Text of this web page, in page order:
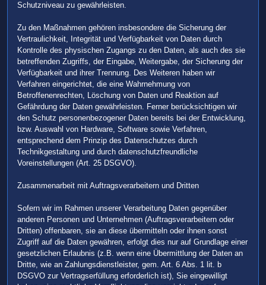
Schutzniveau zu gewährleisten.
Zu den Maßnahmen gehören insbesondere die Sicherung der
Vertraulichkeit, Integrität und Verfügbarkeit von Daten durch
Kontrolle des physischen Zugangs zu den Daten, als auch des sie
betreffenden Zugriffs, der Eingabe, Weitergabe, der Sicherung der
Verfügbarkeit und ihrer Trennung. Des Weiteren haben wir
Verfahren eingerichtet, die eine Wahrnehmung von
Betroffenenrechten, Löschung von Daten und Reaktion auf
Gefährdung der Daten gewährleisten. Ferner berücksichtigen wir
den Schutz personenbezogener Daten bereits bei der Entwicklung,
bzw. Auswahl von Hardware, Software sowie Verfahren,
entsprechend dem Prinzip des Datenschutzes durch
Technikgestaltung und durch datenschutzfreundliche
Voreinstellungen (Art. 25 DSGVO).
Zusammenarbeit mit Auftragsverarbeitern und Dritten
Sofern wir im Rahmen unserer Verarbeitung Daten gegenüber
anderen Personen und Unternehmen (Auftragsverarbeitern oder
Dritten) offenbaren, sie an diese übermitteln oder ihnen sonst
Zugriff auf die Daten gewähren, erfolgt dies nur auf Grundlage einer
gesetzlichen Erlaubnis (z.B. wenn eine Übermittlung der Daten an
Dritte, wie an Zahlungsdienstleister, gem. Art. 6 Abs. 1 lit. b
DSGVO zur Vertragserfüllung erforderlich ist), Sie eingewilligt